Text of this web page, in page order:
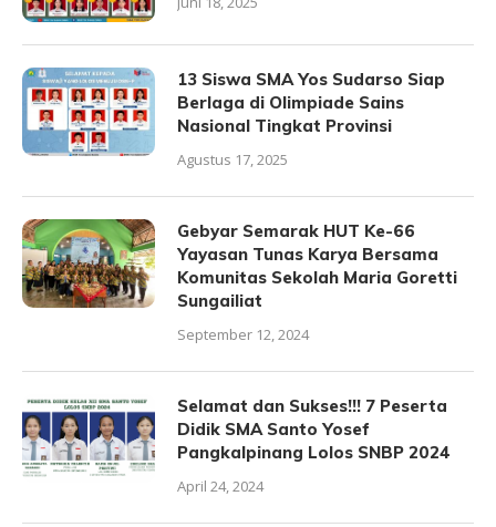
13 Siswa SMA Yos Sudarso Siap
Berlaga di Olimpiade Sains
Nasional Tingkat Provinsi
Agustus 17, 2025
Gebyar Semarak HUT Ke-66
Yayasan Tunas Karya Bersama
Komunitas Sekolah Maria Goretti
Sungailiat
September 12, 2024
Selamat dan Sukses!!! 7 Peserta
Didik SMA Santo Yosef
Pangkalpinang Lolos SNBP 2024
April 24, 2024